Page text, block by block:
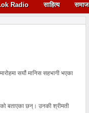
Radio साहित्य समाज
सयौं मानिस सहभागी भएका
बताएका छन्। उनकी श्रीमती